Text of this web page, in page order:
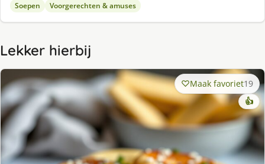
Soepen Voorgerechten & amuses
Lekker hierbij
Maak favoriet19
👍